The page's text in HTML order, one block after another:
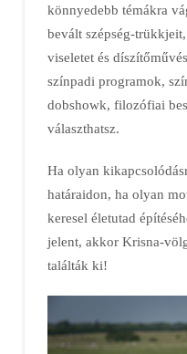
könnyedebb témákra
bevált szépség-
viseletet és
színpadi programok,
dobshowk, filozófiai
választhatsz.
Ha olyan
határaidon, ha olyan
keresel életutad
jelent, akkor Krisna-
találták ki!